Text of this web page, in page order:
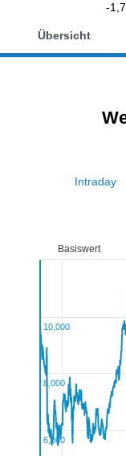
-
Übersicht
Intraday
6,000
8,000
10,000
Basiswert